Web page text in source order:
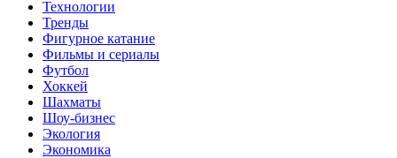
Технологии
Тренды
Фигурное катание
Фильмы и сериалы
Футбол
Хоккей
Шахматы
Шоу-бизнес
Экология
Экономика